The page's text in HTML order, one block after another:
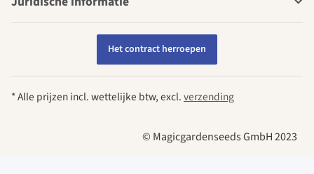
Het contract herroepen
* Alle prijzen incl. wettelijke btw, excl.verzending
© Magicgardenseeds GmbH 2023